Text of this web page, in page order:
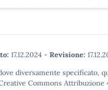
17.12.2024 - Revisione:
diversamente specificato,
Commons Attribuzione